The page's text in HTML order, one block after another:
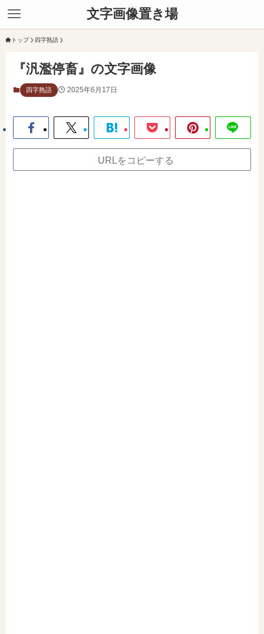
文字画像置き場
トップ 四字熟語
『汎濫停畜』の文字画像
四字熟語 2025年6月17日
URLをコピーする